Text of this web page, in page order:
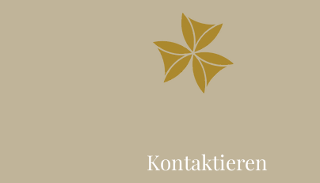
Kontaktieren